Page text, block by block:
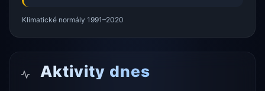
Klimatické normály 1991–2020
Aktivity dnes